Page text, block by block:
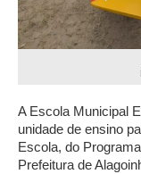
A Escola Municipal
unidade de ensino
Escola, do
Prefeitura de